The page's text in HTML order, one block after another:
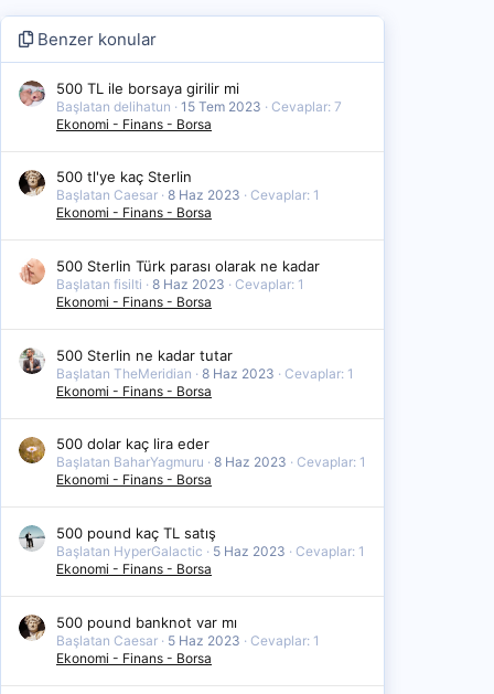
Benzer konular
500 TL ile borsaya girilir mi
Başlatan delihatun 15 Tem 2023
Cevaplar: 7
Ekonomi - Finans - Borsa
500 tl'ye kaç Sterlin
Başlatan Caesar 8 Haz 2023
Cevaplar: 1
Ekonomi - Finans - Borsa
500 Sterlin Türk parası olarak ne kadar
Başlatan fisilti 8 Haz 2023
Cevaplar: 1
Ekonomi - Finans - Borsa
500 Sterlin ne kadar tutar
Başlatan TheMeridian 8 Haz 2023
Cevaplar: 1
Ekonomi - Finans - Borsa
500 dolar kaç lira eder
Başlatan BaharYagmuru 8 Haz 2023
Cevaplar: 1
Ekonomi - Finans - Borsa
500 pound kaç TL satış
Başlatan HyperGalactic 5 Haz 2023
Cevaplar: 1
Ekonomi - Finans - Borsa
500 pound banknot var mı
Başlatan Caesar 5 Haz 2023
Cevaplar: 1
Ekonomi - Finans - Borsa